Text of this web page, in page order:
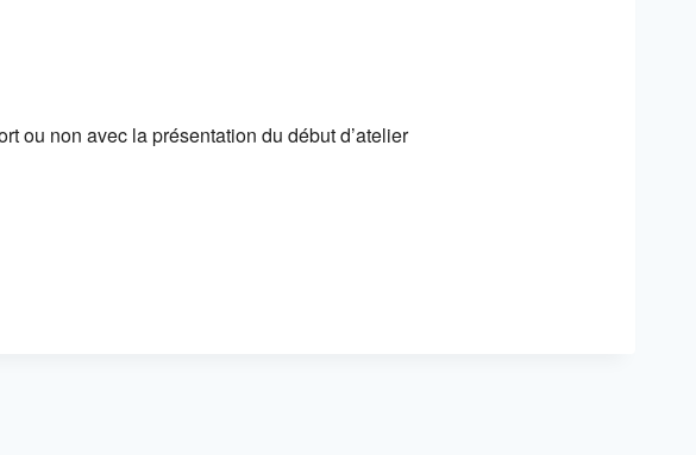
ou non avec la présentation du début d’atelier